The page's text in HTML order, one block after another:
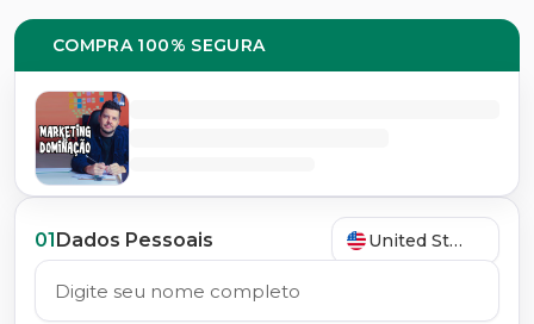
01Dados Pessoais United States
COMPRA 100% SEGURA